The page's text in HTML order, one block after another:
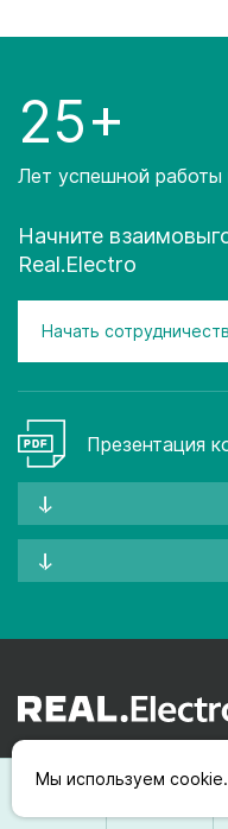
25+
Лет успешной работы
Начните
Real.Electro
Начать
Презентация
Подпишитесь на
информации об
Мы используем cookie.